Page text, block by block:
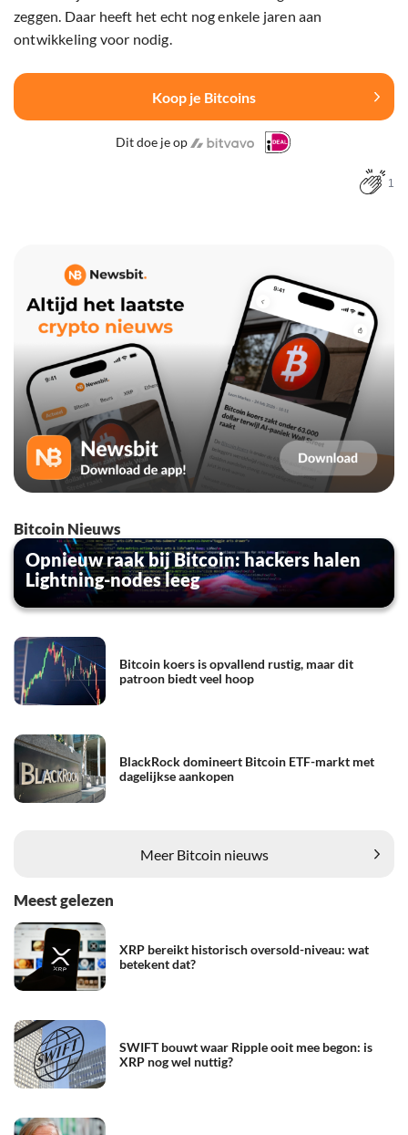
zeggen. Daar heeft het echt nog enkele jaren aan
ontwikkeling voor nodig.
Koop je Bitcoins
Dit doe je op
1
Bitcoin Nieuws
Opnieuw raak bij Bitcoin: hackers halen
Lightning-nodes leeg
Bitcoin koers is opvallend rustig, maar dit
patroon biedt veel hoop
BlackRock domineert Bitcoin ETF-markt met
dagelijkse aankopen
Meer Bitcoin nieuws
Meest gelezen
XRP bereikt historisch oversold-niveau: wat
betekent dat?
SWIFT bouwt waar Ripple ooit mee begon: is
XRP nog wel nuttig?